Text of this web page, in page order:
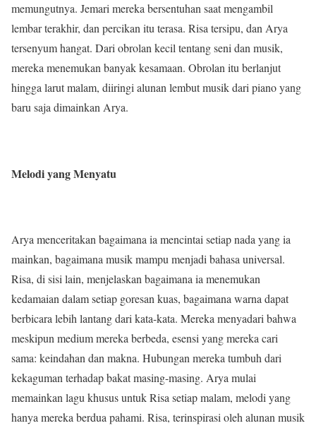
memungutnya. Jemari mereka bersentuhan saat mengambil
lembar terakhir, dan percikan itu terasa. Risa tersipu, dan Arya
tersenyum hangat. Dari obrolan kecil tentang seni dan musik,
mereka menemukan banyak kesamaan. Obrolan itu berlanjut
hingga larut malam, diiringi alunan lembut musik dari piano yang
baru saja dimainkan Arya.
Melodi yang Menyatu
Arya menceritakan bagaimana ia mencintai setiap nada yang ia
mainkan, bagaimana musik mampu menjadi bahasa universal.
Risa, di sisi lain, menjelaskan bagaimana ia menemukan
kedamaian dalam setiap goresan kuas, bagaimana warna dapat
berbicara lebih lantang dari kata-kata. Mereka menyadari bahwa
meskipun medium mereka berbeda, esensi yang mereka cari
sama: keindahan dan makna. Hubungan mereka tumbuh dari
kekaguman terhadap bakat masing-masing. Arya mulai
memainkan lagu khusus untuk Risa setiap malam, melodi yang
hanya mereka berdua pahami. Risa, terinspirasi oleh alunan musik